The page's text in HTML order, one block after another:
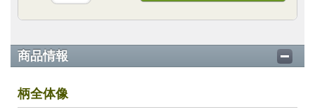
商品情報
柄全体像